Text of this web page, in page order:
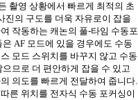
촬영 상황에서 빠르게 최적의 초
진의 구도를 더욱 자유로이 잡을
작동하는 캐논의 풀-타임 수동포
AF 모드에 있을 경우에도 수동
모드 스위치를 바꾸지 않고 수동
므로 더 편안하게 잡을 수 있고
의도를 빠르게 전달하여 줍니다.
른 위치를 전자식 수동 포커싱이